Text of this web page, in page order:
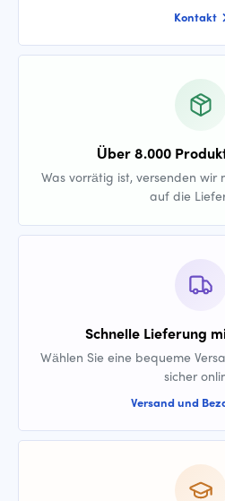
Kontakt
Über 8.000
Was vorrätig ist, versenden wir
auf die
Schnelle Lieferung
Wählen Sie eine bequeme
sicher
Versand und